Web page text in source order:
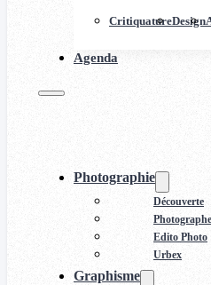
CritiquatureDesign
Agenda
Photographie
Découverte
Edito Photo
Urbex
Graphisme